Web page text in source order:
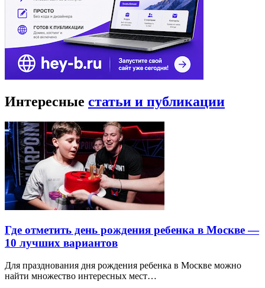
Интересные статьи и публикации
Где отметить день рождения ребенка в Москве —
10 лучших вариантов
Для празднования дня рождения ребенка в Москве можно
найти множество интересных мест…